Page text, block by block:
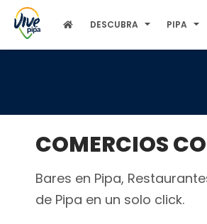
DESCUBRA PIPA
COMERCIOS
Bares en Pipa,
de Pipa en un solo click.